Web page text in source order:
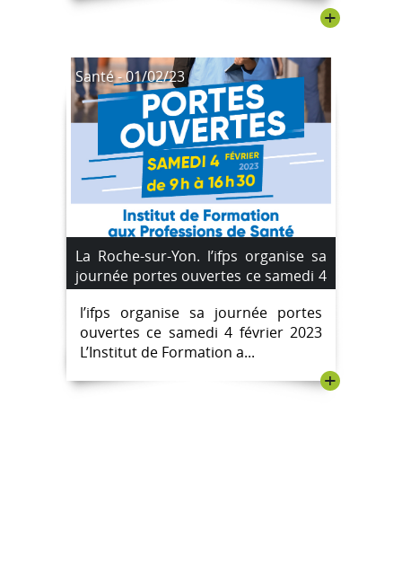
+
Santé - 01/02/23
La Roche-sur-Yon. l’ifps organise sa
journée portes ouvertes ce samedi 4
février 2023
l’ifps organise sa journée portes
ouvertes ce samedi 4 février 2023
L’Institut de Formation a...
+